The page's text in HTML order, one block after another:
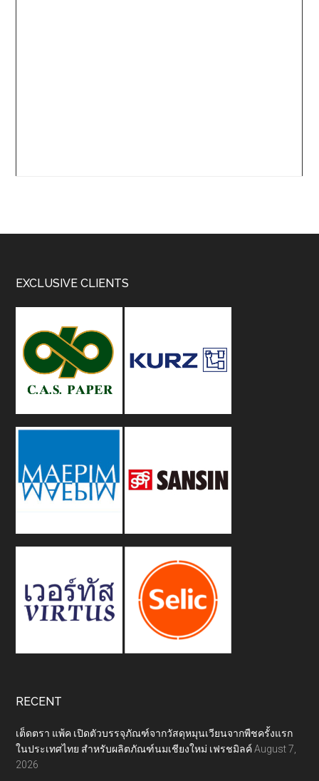
Footer
EXCLUSIVE CLIENTS
RECENT
เต็ดตรา แพ้ค เปิดตัวบรรจุภัณฑ์จากวัสดุหมุนเวียนจากพืชครั้งแรก
ในประเทศไทย สำหรับผลิตภัณฑ์นมเชียงใหม่ เฟรชมิลค์ August 7,
2026